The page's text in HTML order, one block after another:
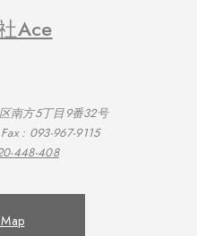
Ace
南方5丁目9番32号
: 093-967-9115
448-408